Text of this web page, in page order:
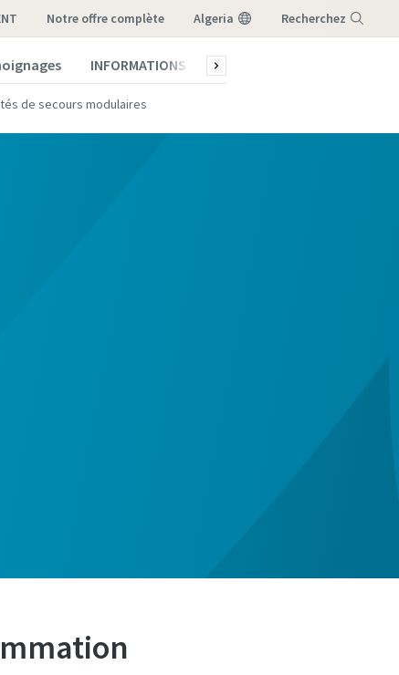
notre offre complète Algeria Recherchez
INFORMATIONS Qui sommes-nous ?
de secours modulaires